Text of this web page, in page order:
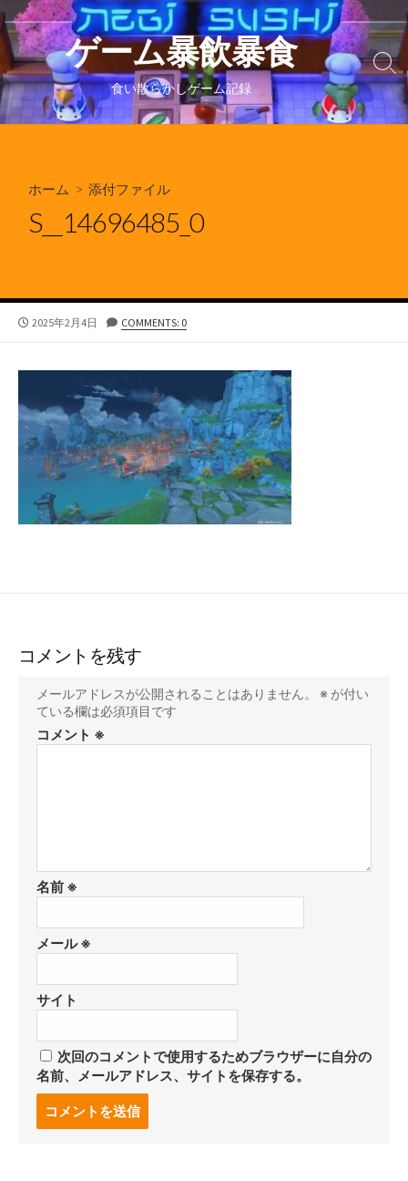
コ
ン
テ
ン
ツ
へ
ゲーム暴飲暴食
食い散らかしゲーム記録
検
索
り
ホーム > 添付ファイル
S__14696485_0
公
2025年2月4日 COMMENTS: 0
コメントを残す
メールアドレスが公開されることはありません。 ※ が付い
ている欄は必須項目です
コメント ※
名前 ※
メール※
サイト
次回のコメントで使用するためブラウザーに自分の
名前、メールアドレス、サイトを保存する。